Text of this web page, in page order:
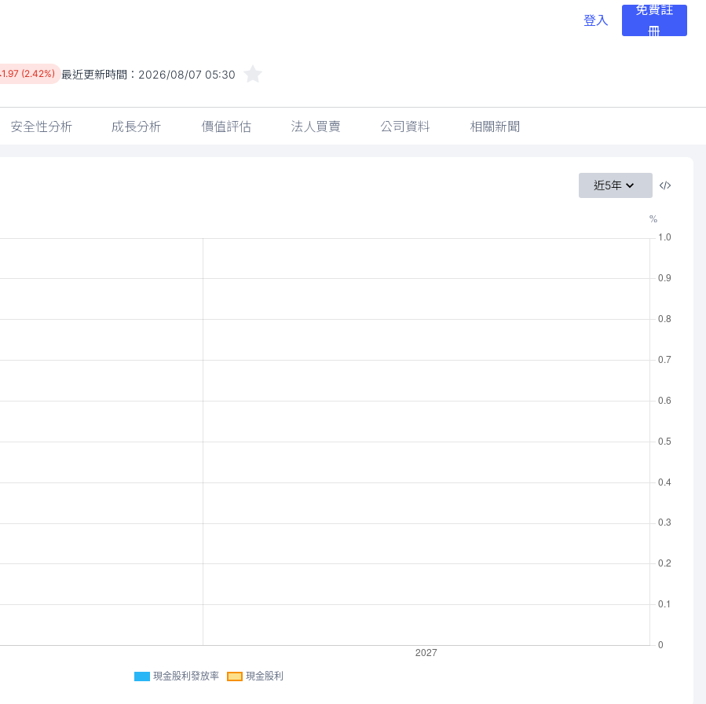
登入
免費註
冊
1.97 (2.42%) 最近更新時間： 2026/08/07 05:30
安全性分析 成長分析 價值評估 法人買賣 公司資料 相關新聞
近5年
現金股利發放率 現金股利